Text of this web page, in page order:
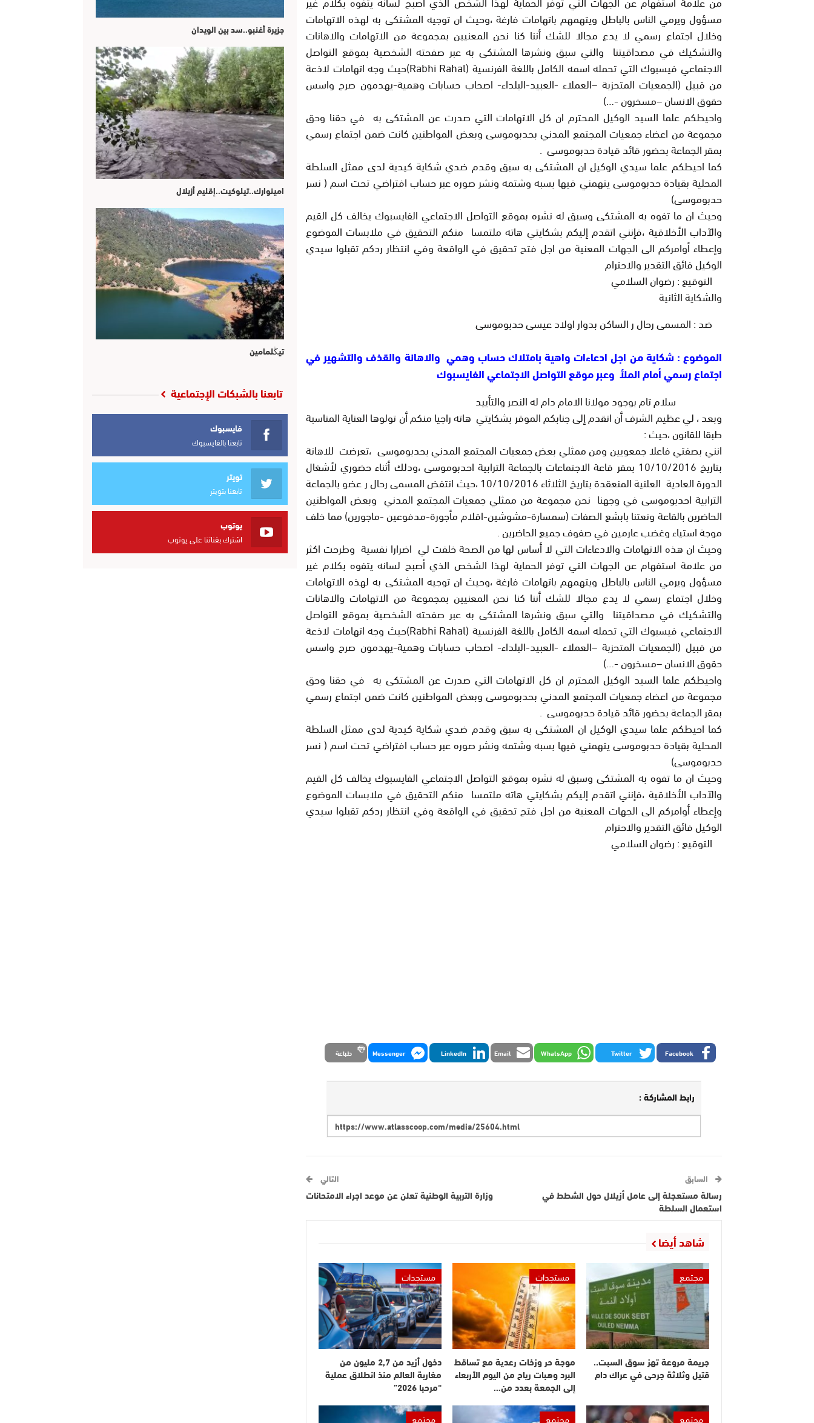
مسؤول ويرمي الناس بالباطل ويتهمهم باتهامات فارغة ،وحيث ان توجيه المشتكى به لهذه الاتهامات
وخلال اجتماع رسمي لا يدع مجالا للشك أننا كنا نحن المعنيين بمجموعة من الاتهامات والاهانات
والتشكيك في مصداقيتنا والتي سبق ونشرها المشتكى به عبر صفحته الشخصية بموقع التواصل
الاجتماعي فيسبوك التي تحمله اسمه الكامل باللغة الفرنسية (Rabhi Rahal)حيث وجه اتهامات لاذعة
من قبيل (الجمعيات المتحزبة –العملاء -العبيد-البلداء- اصحاب حسابات وهمية-يهدمون صرح واسس
حقوق الانسان –مسخرون -…)
واحيطكم علما السيد الوكيل المحترم ان كل الاتهامات التي صدرت عن المشتكى به في حقنا وحق
مجموعة من اعضاء جمعيات المجتمع المدني بحدبوموسى وبعض المواطنين كانت ضمن اجتماع رسمي
بمقر الجماعة بحضور قائد قيادة حدبوموسى .
كما احيطكم علما سيدي الوكيل ان المشتكى به سبق وقدم ضدي شكاية كيدية لدى ممثل السلطة
المحلية بقيادة حدبوموسى يتهمني فيها بسبه وشتمه ونشر صوره عبر حساب افتراضي تحت اسم ( نسر
حدبوموسى)
وحيث ان ما تفوه به المشتكى وسبق له نشره بموقع التواصل الاجتماعي الفايسبوك يخالف كل القيم
والآداب الأخلاقية ،فإنني اتقدم إليكم بشكايتي هاته ملتمسا منكم التحقيق في ملابسات الموضوع
وإعطاء أوامركم الى الجهات المعنية من اجل فتح تحقيق في الواقعة وفي انتظار ردكم تقبلوا سيدي
الوكيل فائق التقدير والاحترام
التوقيع : رضوان السلامي
والشكاية الثانية
ضد : المسمى رحال ر الساكن بدوار اولاد عيسى حدبوموسى
الموضوع : شكاية من اجل ادعاءات واهية بامتلاك حساب وهمي والاهانة والقذف والتشهير في
اجتماع رسمي أمام الملأ وعبر موقع التواصل الاجتماعي الفايسبوك
سلام تام بوجود مولانا الامام دام له النصر والتأييد
وبعد ، لي عظيم الشرف أن اتقدم إلى جنابكم الموقر بشكايتي هاته راجيا منكم أن تولوها العناية المناسبة
طبقا للقانون ،حيث :
انني بصفتي فاعلا جمعويين ومن ممثلي بعض جمعيات المجتمع المدني بحدبوموسى ،تعرضت للاهانة
بتاريخ 10/10/2016 بمقر قاعة الاجتماعات بالجماعة الترابية احدبوموسى ،ودلك أثناء حضوري لأشغال
الدورة العادية العلنية المنعقدة بتاريخ الثلاثاء 10/10/2016 ،حيث انتفض المسمى رحال ر عضو بالجماعة
الترابية احدبوموسى في وجهنا نحن مجموعة من ممثلي جمعيات المجتمع المدني وبعض المواطنين
الحاضرين بالقاعة ونعتنا بابشع الصفات (سمسارة-مشوشين-اقلام مأجورة-مدفوعين -ماجورين) مما خلف
موجة استياء وغضب عارمين في صفوف جميع الحاضرين .
وحيث ان هذه الاتهامات والادعاءات التي لا أساس لها من الصحة خلفت لي اضرارا نفسية وطرحت اكثر
من علامة استفهام عن الجهات التي توفر الحماية لهذا الشخص الذي أصبح لسانه يتفوه بكلام غير
مسؤول ويرمي الناس بالباطل ويتهمهم باتهامات فارغة ،وحيث ان توجيه المشتكى به لهذه الاتهامات
وخلال اجتماع رسمي لا يدع مجالا للشك أننا كنا نحن المعنيين بمجموعة من الاتهامات والاهانات
والتشكيك في مصداقيتنا والتي سبق ونشرها المشتكى به عبر صفحته الشخصية بموقع التواصل
الاجتماعي فيسبوك التي تحمله اسمه الكامل باللغة الفرنسية (Rabhi Rahal)حيث وجه اتهامات لاذعة
من قبيل (الجمعيات المتحزبة –العملاء -العبيد-البلداء- اصحاب حسابات وهمية-يهدمون صرح واسس
حقوق الانسان –مسخرون -…)
واحيطكم علما السيد الوكيل المحترم ان كل الاتهامات التي صدرت عن المشتكى به في حقنا وحق
مجموعة من اعضاء جمعيات المجتمع المدني بحدبوموسى وبعض المواطنين كانت ضمن اجتماع رسمي
بمقر الجماعة بحضور قائد قيادة حدبوموسى .
كما احيطكم علما سيدي الوكيل ان المشتكى به سبق وقدم ضدي شكاية كيدية لدى ممثل السلطة
المحلية بقيادة حدبوموسى يتهمني فيها بسبه وشتمه ونشر صوره عبر حساب افتراضي تحت اسم ( نسر
حدبوموسى)
وحيث ان ما تفوه به المشتكى وسبق له نشره بموقع التواصل الاجتماعي الفايسبوك يخالف كل القيم
والآداب الأخلاقية ،فإنني اتقدم إليكم بشكايتي هاته ملتمسا منكم التحقيق في ملابسات الموضوع
وإعطاء أوامركم الى الجهات المعنية من اجل فتح تحقيق في الواقعة وفي انتظار ردكم تقبلوا سيدي
الوكيل فائق التقدير والاحترام
التوقيع : رضوان السلامي
Facebook
Twitter
WhatsApp
Email
LinkedIn
Messenger طباعة
رابط المشاركة :
السابق
رسالة مستعجلة إلى عامل أزيلال حول الشطط في
استعمال السلطة
التالي
وزارة التربية الوطنية تعلن عن موعد اجراء الامتحانات
شاهد أيضا
مجتمع
جريمة مروعة تهز سوق السبت..
قتيل وثلاثة جرحى في عراك دام
مستجدات
موجة حر وزخات رعدية مع تساقط
البرد وهبات رياح من اليوم الأربعاء
إلى الجمعة بعدد من…
مستجدات
دخول أزيد من 2,7 مليون من
مغاربة العالم منذ انطلاق عملية
“مرحبا 2026”
مجتمع
مجتمع مجتمع
جزيرة أغنبو..سد بين الويدان
امينوارك..تيلوكيت..إقليم أزيلال
تيڭلمامين
تابعنا بالشبكات الإجتماعية
فايسبوك
تابعنا بالفايسبوك
تويتر
تابعنا بتويتر
يوتوب
اشترك بقناتنا على يوتوب